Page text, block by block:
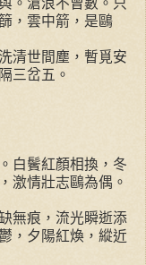
，雲中箭，是鷗
清世間塵，暫覓安
三岔五。
白鬢紅顏相換，冬
激情壯志鷗為偶。
無痕，流光瞬逝添
，夕陽紅煥，縱近